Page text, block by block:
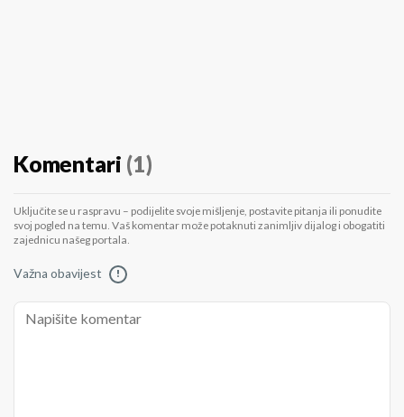
Komentari (1)
Uključite se u raspravu – podijelite svoje mišljenje, postavite pitanja ili ponudite
svoj pogled na temu. Vaš komentar može potaknuti zanimljiv dijalog i obogatiti
zajednicu našeg portala.
Važna obavijest !